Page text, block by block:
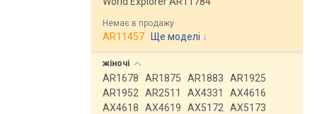
Немає в продажу
AR11457 Ще моделі ↓
жіночі
AR1678 AR1875 AR1883
AR1925
AR1952
AR2511 AX4331
AX4616
AX4618
AX4619 AX5172
AX5173